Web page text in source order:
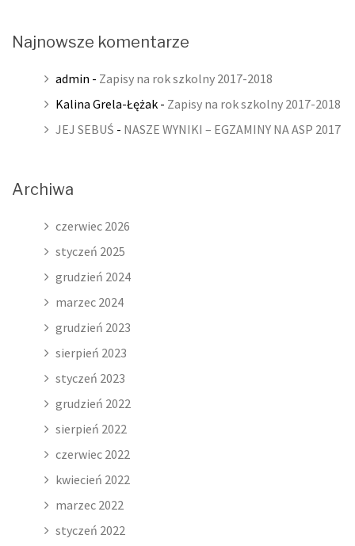
Najnowsze komentarze
admin - Zapisy na rok szkolny 2017-2018
Kalina Grela-Łężak - Zapisy na rok szkolny 2017-2018
JEJ SEBUŚ - NASZE WYNIKI – EGZAMINY NA ASP 2017
Archiwa
czerwiec 2026
styczeń 2025
grudzień 2024
marzec 2024
grudzień 2023
sierpień 2023
styczeń 2023
grudzień 2022
sierpień 2022
czerwiec 2022
kwiecień 2022
marzec 2022
styczeń 2022